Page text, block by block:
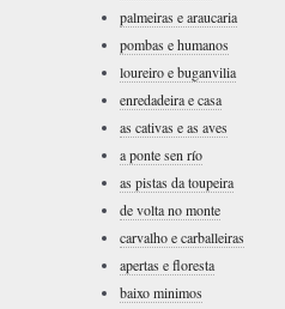
palmeiras e araucaria
pombas e humanos
loureiro e buganvilia
enredadeira e casa
as cativas e as aves
a ponte sen río
as pistas da toupeira
de volta no monte
carvalho e carballeiras
apertas e floresta
baixo minimos